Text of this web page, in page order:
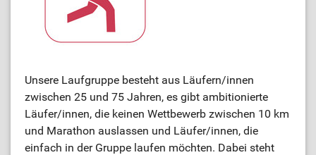
Unsere Laufgruppe besteht aus Läufern/innen
zwischen 25 und 75 Jahren, es gibt ambitionierte
Läufer/innen, die keinen Wettbewerb zwischen 10 km
und Marathon auslassen und Läufer/innen, die
einfach in der Gruppe laufen möchten. Dabei steht